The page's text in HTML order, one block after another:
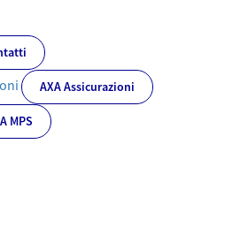
AXA Assicurazioni
MPS